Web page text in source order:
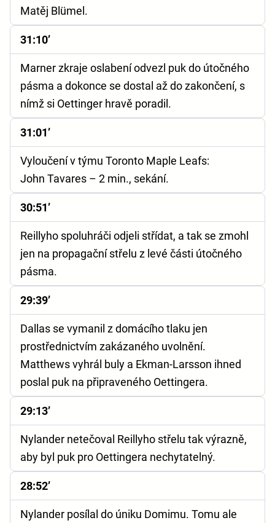
Matěj Blümel.
31:10’
Marner zkraje oslabení odvezl puk do útočného
pásma a dokonce se dostal až do zakončení, s
nímž si Oettinger hravě poradil.
31:01’
Vyloučení v týmu Toronto Maple Leafs:
John Tavares – 2 min., sekání.
30:51’
Reillyho spoluhráči odjeli střídat, a tak se zmohl
jen na propagační střelu z levé části útočného
pásma.
29:39’
Dallas se vymanil z domácího tlaku jen
prostřednictvím zakázaného uvolnění.
Matthews vyhrál buly a Ekman-Larsson ihned
poslal puk na připraveného Oettingera.
29:13’
Nylander netečoval Reillyho střelu tak výrazně,
aby byl puk pro Oettingera nechytatelný.
28:52’
Nylander posílal do úniku Domimu. Tomu ale